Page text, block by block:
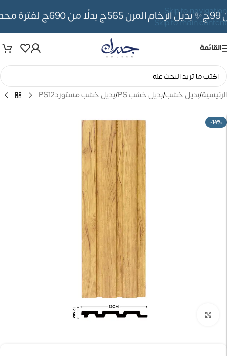
Skip to navigation
Skip to main content
✨ بديل الرخام المرن 565ج بدلًا من 690ج لفترة محدوده
القائمة
الرئيسية/بديل خشب/بديل خشب PS /بديل خشب مستوردPS12
-14%